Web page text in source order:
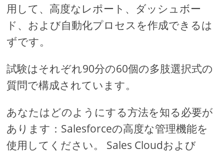
用して、高度なレポート、ダッシュボー
ド、および自動化プロセスを作成できるは
ずです。
試験はそれぞれ90分の60個の多肢選択式の
質問で構成されています。
あなたはどのようにする方法を知る必要が
あります：Salesforceの高度な管理機能を
使用してください。 Sales Cloudおよび